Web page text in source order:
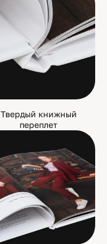
Твердый книжный
переплет